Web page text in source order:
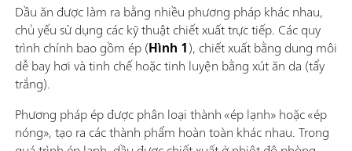
Dầu ăn được làm ra bằng nhiều phương pháp khác nhau,
chủ yếu sử dụng các kỹ thuật chiết xuất trực tiếp. Các quy
trình chính bao gồm ép (Hình 1), chiết xuất bằng dung môi
dễ bay hơi và tinh chế hoặc tinh luyện bằng xút ăn da (tẩy
trắng).
Phương pháp ép được phân loại thành «ép lạnh» hoặc «ép
nóng», tạo ra các thành phẩm hoàn toàn khác nhau. Trong